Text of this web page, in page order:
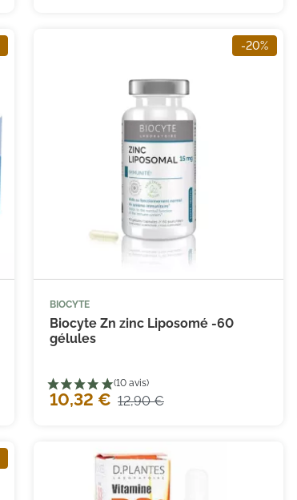
-20%
 
BIOCYTE
Biocyte Zn zinc Liposomé -60
gélules
10,32 € 12,90 €